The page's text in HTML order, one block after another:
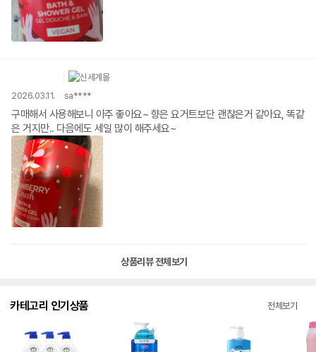
2026.03.11. sa****
구매해서 사용해보니 아주 좋아요~ 향은 요거트보단 괜찮은거 같아요, 똑같
은 거지만.. 다음에도 세일 많이 해주세요~
상품리뷰 전체보기
카테고리 인기상품 전체보기